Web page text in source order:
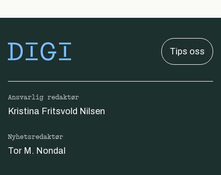
Tips oss
Ansvarlig redaktør
Kristina Fritsvold Nilsen
Nyhetsredaktør
Tor M. Nondal